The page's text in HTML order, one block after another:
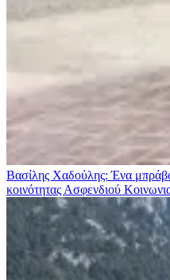
Βασίλης Χαδούλης: Ένα
κοινότητας Ασφενδιού